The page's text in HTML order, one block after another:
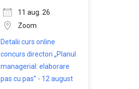
11 aug. 26
Zoom
Detalii curs online
concurs directori „Planul
managerial: elaborare
pas cu pas” - 12 august